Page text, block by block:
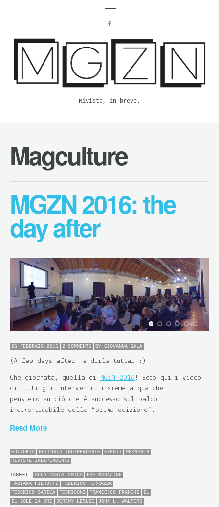
Riviste, in breve.
Magculture
MGZN 2016: the
day after
26 FEBBRAIO 2016 2 COMMENTS BY GIOVANNA SALA
(A few days after, a dirla tutta… :)
Che giornata, quella di MGZN 2016 ! Ecco qui i video
di tutti gli interventi, insieme a qualche
pensiero su ciò che è successo sul palco
indimenticabile della “prima edizione”.
Read More
EDITORIA EDITORIA INDIPENDENTE EVENTI
MGZN2016
RIVISTE INDIPENDENTI
TAGGED: ALLA CARTA AMICA
EYE MAGAZINE
FABIANA FIEROTTI
FEDERICO FERRAZZA
FEDERICO SARICA
FEDRIGONI FRANCESCO FRANCHI
IL
IL SOLE 24 ORE
JEREMY LESLIE
JOHN L. WALTERS